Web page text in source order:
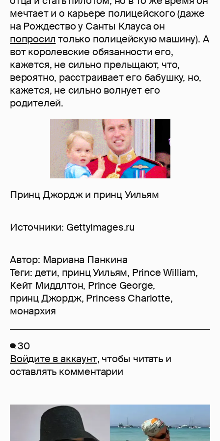
мечтает и о карьере полицейского (даже
на Рождество у Санты Клауса он
попросил только полицейскую машину). А
вот королевские обязанности его,
кажется, не сильно прельщают, что,
вероятно, расстраивает его бабушку, но,
кажется, не сильно волнует его
родителей.
Принц Джордж и принц Уильям
Источники: Gettyimages.ru
Автор: Мариана Панкина
Теги: дети, принц Уильям, Prince William,
Кейт Миддлтон, Prince George,
принц Джордж, Princess Charlotte,
монархия
30
Войдите в аккаунт, чтобы читать и
оставлять комментарии